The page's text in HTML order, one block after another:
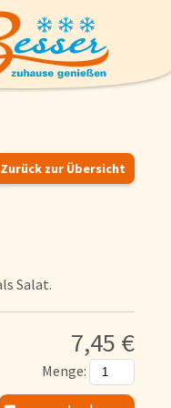
Zurück zur Übersicht
Salat.
7,45 €
Menge: